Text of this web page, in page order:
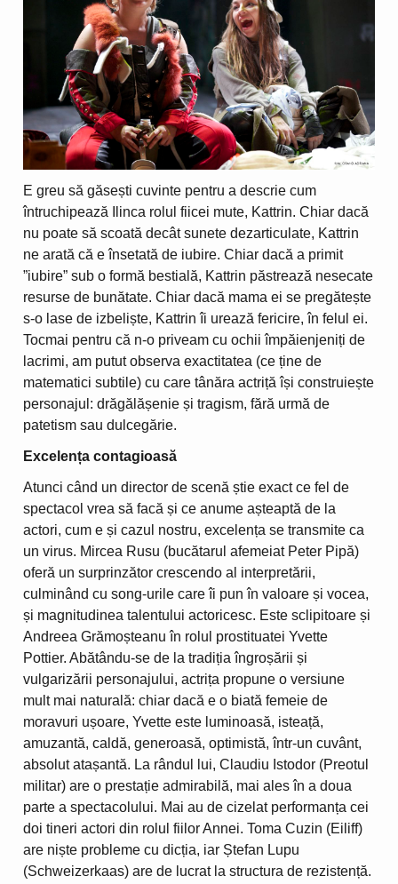
E greu să găsești cuvinte pentru a descrie cum
întruchipează Ilinca rolul fiicei mute, Kattrin. Chiar dacă
nu poate să scoată decât sunete dezarticulate, Kattrin
ne arată că e însetată de iubire. Chiar dacă a primit
”iubire” sub o formă bestială, Kattrin păstrează nesecate
resurse de bunătate. Chiar dacă mama ei se pregătește
s-o lase de izbeliște, Kattrin îi urează fericire, în felul ei.
Tocmai pentru că n-o priveam cu ochii împăienjeniți de
lacrimi, am putut observa exactitatea (ce ține de
matematici subtile) cu care tânăra actriță își construiește
personajul: drăgălășenie și tragism, fără urmă de
patetism sau dulcegărie.
Excelența contagioasă
Atunci când un director de scenă știe exact ce fel de
spectacol vrea să facă și ce anume așteaptă de la
actori, cum e și cazul nostru, excelența se transmite ca
un virus. Mircea Rusu (bucătarul afemeiat Peter Pipă)
oferă un surprinzător crescendo al interpretării,
culminând cu song-urile care îi pun în valoare și vocea,
și magnitudinea talentului actoricesc. Este sclipitoare și
Andreea Grămoșteanu în rolul prostituatei Yvette
Pottier. Abătându-se de la tradiția îngroșării și
vulgarizării personajului, actrița propune o versiune
mult mai naturală: chiar dacă e o biată femeie de
moravuri ușoare, Yvette este luminoasă, isteață,
amuzantă, caldă, generoasă, optimistă, într-un cuvânt,
absolut atașantă. La rândul lui, Claudiu Istodor (Preotul
militar) are o prestație admirabilă, mai ales în a doua
parte a spectacolului. Mai au de cizelat performanța cei
doi tineri actori din rolul fiilor Annei. Toma Cuzin (Eiliff)
are niște probleme cu dicția, iar Ștefan Lupu
(Schweizerkaas) are de lucrat la structura de rezistență.